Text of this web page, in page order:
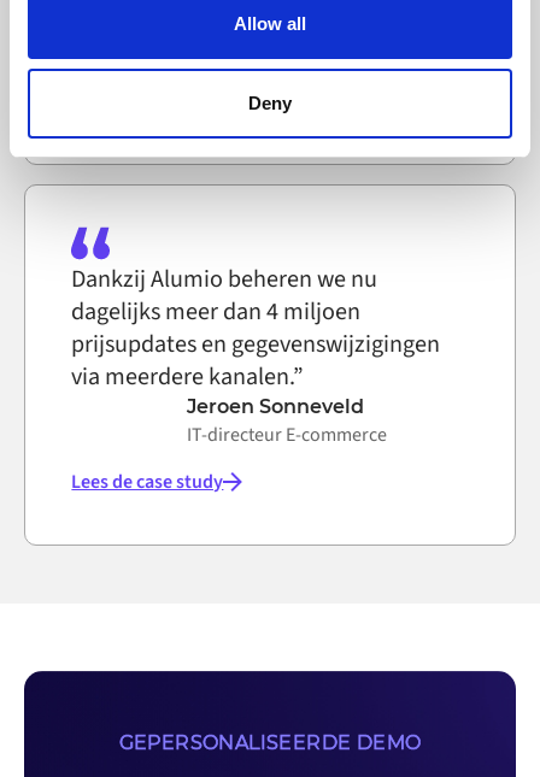
text file that a web browser saves to your computer. You
browser settings accordingly. This could affect the
functioning of the website, however. We also use third-
on the internet
Allow all
Deny
IT-systeemtechnicus, Selfmade
Dankzij Alumio beheren we nu
dagelijks meer dan 4 miljoen
prijsupdates en gegevenswijzigingen
via meerdere kanalen.”
Jeroen Sonneveld
IT-directeur E-commerce
Lees de case study
GEPERSONALISEERDE DEMO